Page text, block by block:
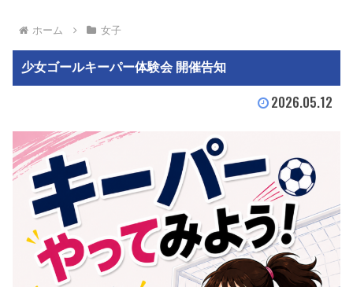
ホーム 女子
少女ゴールキーパー体験会 開催告知
2026.05.12